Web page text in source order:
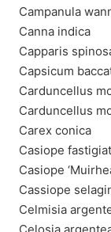
Campanula
Canna indica
Capparis
Capsicum
Carduncellus
Carduncellus
Carex conica
Casiope
Casiope
Cassiope
Celmisia